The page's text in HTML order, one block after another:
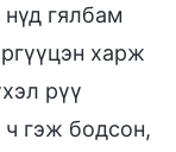
гялбам
харж
рүү
ч гэж бодсон,